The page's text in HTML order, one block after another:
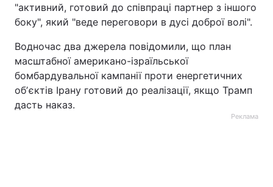
"активний, готовий до співпраці партнер з іншого
боку", який "веде переговори в дусі доброї волі".
Водночас два джерела повідомили, що план
масштабної американо-ізраїльської
бомбардувальної кампанії проти енергетичних
обʼєктів Ірану готовий до реалізації, якщо Трамп
дасть наказ.
Реклама